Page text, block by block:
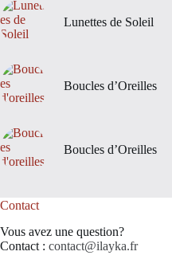
Lunettes de Soleil
Boucles d’Oreilles
Boucles d’Oreilles
Contact
Vous avez une question?
Contact : contact@ilayka.fr